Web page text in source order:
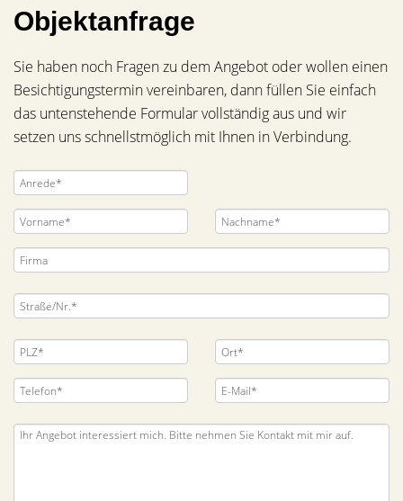
Objektanfrage
Sie haben noch Fragen zu dem Angebot oder wollen einen
Besichtigungstermin vereinbaren, dann füllen Sie einfach
das untenstehende Formular vollständig aus und wir
setzen uns schnellstmöglich mit Ihnen in Verbindung.